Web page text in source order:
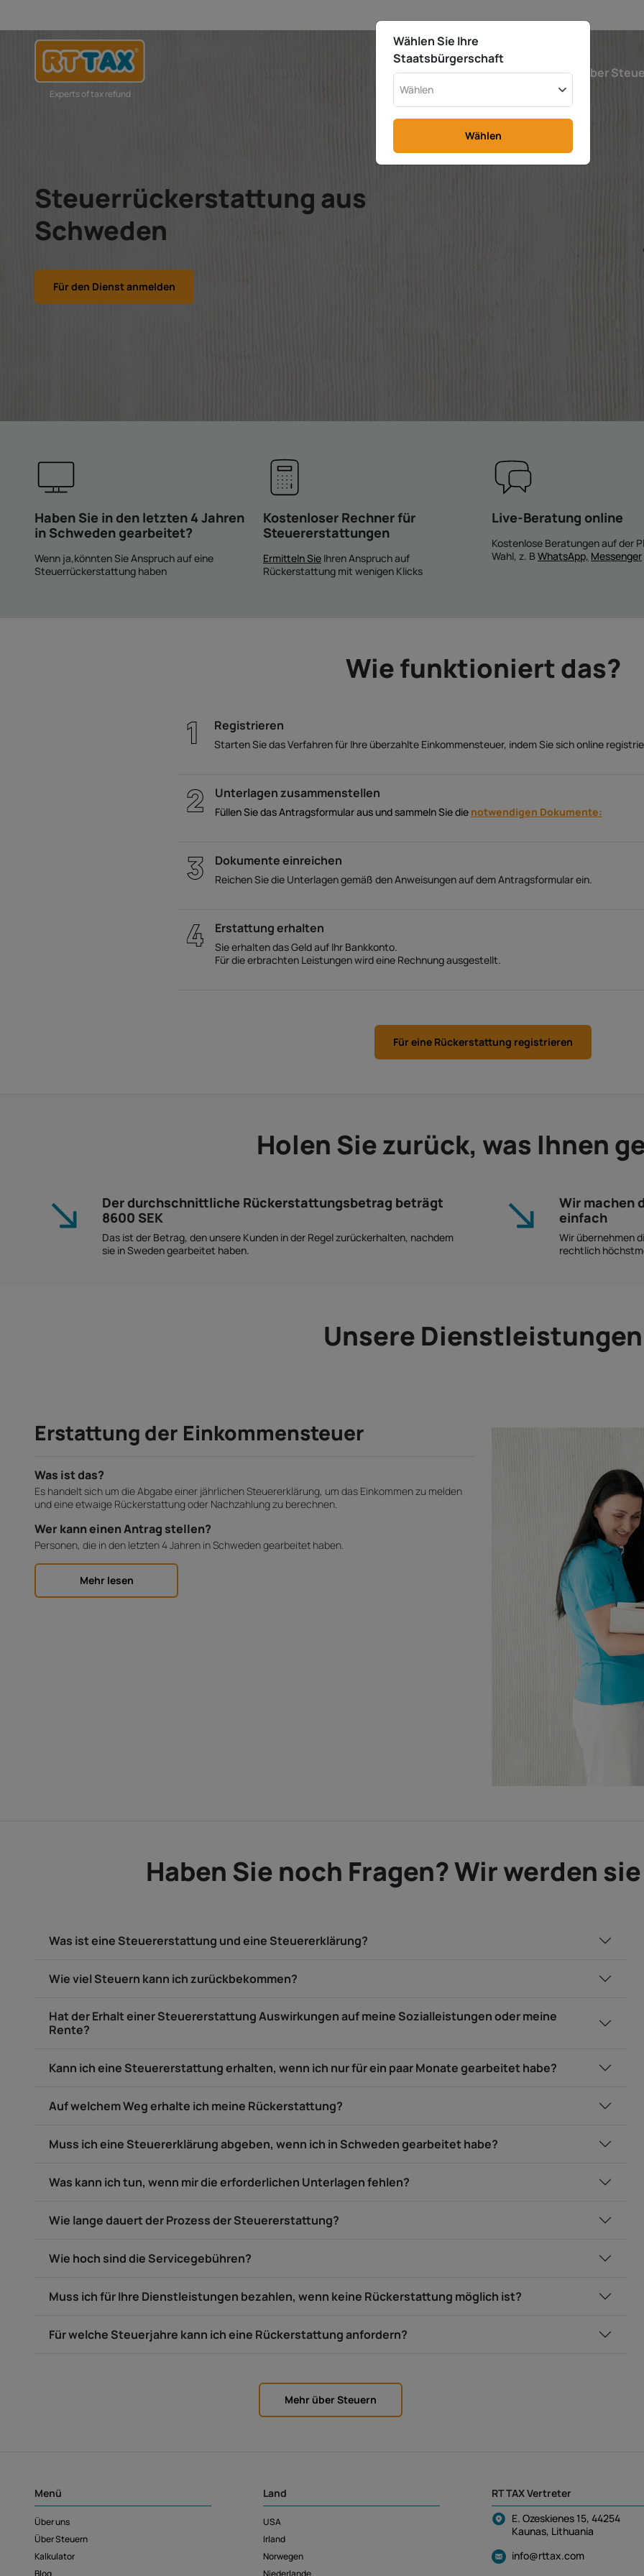
Experts of tax refund
Schweden Kalkulator Über
Steuerrückerstattung aus
Schweden
Für den Dienst anmelden
Haben Sie in den letzten 4 Jahren
in Schweden gearbeitet?
Wenn ja,könnten Sie Anspruch auf eine
Steuerrückerstattung haben
Kostenloser Rechner für
Steuererstattungen
Ermitteln Sie Ihren Anspruch auf
Rückerstattung mit wenigen Klicks
Live-Beratung online
Kostenlose Beratungen auf der
Wahl, z. B WhatsApp, Messenger
Wie funktioniert das?
Registrieren
Starten Sie das Verfahren für Ihre überzahlte Einkommensteuer, indem Sie sich online
Unterlagen zusammenstellen
Füllen Sie das Antragsformular aus und sammeln Sie die notwendigen Dokumente:
Dokumente einreichen
Reichen Sie die Unterlagen gemäß den Anweisungen auf dem Antragsformular ein.
Erstattung erhalten
Sie erhalten das Geld auf Ihr Bankkonto.
Für die erbrachten Leistungen wird eine Rechnung ausgestellt.
Für eine Rückerstattung registrieren
Holen Sie zurück, was Ihnen
Der durchschnittliche Rückerstattungsbetrag beträgt
8600 SEK
Das ist der Betrag, den unsere Kunden in der Regel zurückerhalten, nachdem
sie in Sweden gearbeitet haben.
Wir machen
einfach
Wir übernehmen
rechtlich
Unsere Dienstleistungen
Erstattung der Einkommensteuer
Was ist das?
Es handelt sich um die Abgabe einer jährlichen Steuererklärung, um das Einkommen zu melden
und eine etwaige Rückerstattung oder Nachzahlung zu berechnen.
Wer kann einen Antrag stellen?
Personen, die in den letzten 4 Jahren in Schweden gearbeitet haben.
Mehr lesen
Haben Sie noch Fragen? Wir werden
Was ist eine Steuererstattung und eine Steuererklärung?
Wie viel Steuern kann ich zurückbekommen?
Hat der Erhalt einer Steuererstattung Auswirkungen auf meine Sozialleistungen oder meine
Rente?
Kann ich eine Steuererstattung erhalten, wenn ich nur für ein paar Monate gearbeitet habe?
Auf welchem Weg erhalte ich meine Rückerstattung?
Muss ich eine Steuererklärung abgeben, wenn ich in Schweden gearbeitet habe?
Was kann ich tun, wenn mir die erforderlichen Unterlagen fehlen?
Wie lange dauert der Prozess der Steuererstattung?
Wie hoch sind die Servicegebühren?
Muss ich für Ihre Dienstleistungen bezahlen, wenn keine Rückerstattung möglich ist?
Für welche Steuerjahre kann ich eine Rückerstattung anfordern?
Mehr über Steuern
Menü
Über uns
Über Steuern
Kalkulator
Blog
Land
USA
Irland
Norwegen
Niederlande
RT TAX Vertreter
E. Ozeskienes 15, 44254
Kaunas, Lithuania
info@rttax.com
Wählen Sie Ihre
Staatsbürgerschaft
Wählen
Wählen